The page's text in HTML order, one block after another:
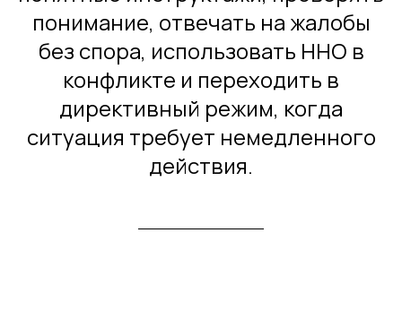
понимание, отвечать на жалобы
без спора, использовать ННО в
конфликте и переходить в
директивный режим, когда
ситуация требует немедленного
действия.